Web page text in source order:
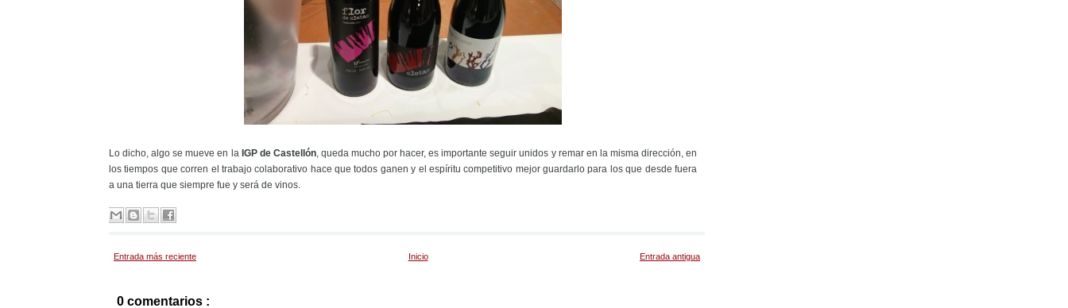
Lo dicho, algo se mueve en la IGP de Castellón, queda mucho por hacer, es importante seguir unidos y remar en la misma dirección, en
los tiempos que corren el trabajo colaborativo hace que todos ganen y el espíritu competitivo mejor guardarlo para los que desde fuera
a una tierra que siempre fue y será de vinos.
Entrada más reciente Entrada antigua
Inicio
0 comentarios :